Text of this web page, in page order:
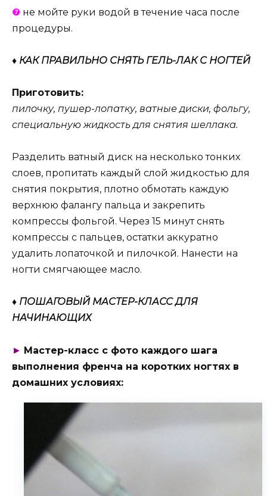
❼ не мойте руки водой в течение часа после
процедуры.
♦ КАК ПРАВИЛЬНО СНЯТЬ ГЕЛЬ-ЛАК С НОГТЕЙ
Приготовить:
пилочку, пушер-лопатку, ватные диски, фольгу,
специальную жидкость для снятия шеллака.
Разделить ватный диск на несколько тонких
слоев, пропитать каждый слой жидкостью для
снятия покрытия, плотно обмотать каждую
верхнюю фалангу пальца и закрепить
компрессы фольгой. Через 15 минут снять
компрессы с пальцев, остатки аккуратно
удалить лопаточкой и пилочкой. Нанести на
ногти смягчающее масло.
♦ ПОШАГОВЫЙ МАСТЕР-КЛАСС ДЛЯ
НАЧИНАЮЩИХ
► Мастер-класс с фото каждого шага
выполнения френча на коротких ногтях в
домашних условиях: